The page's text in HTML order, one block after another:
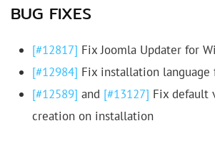
BUG FIXES
[#12817] Fix Joomla Updater for
[#12984] Fix installation language
[#12589] and [#13127] Fix default
creation on installation